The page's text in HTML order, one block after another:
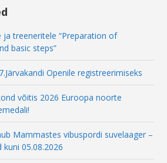
ja treeneritele “Preparation of
basic steps”
Openile registreerimiseks
võitis 2026 Euroopa noorte
Mammastes vibuspordi suvelaager –
05.08.2026